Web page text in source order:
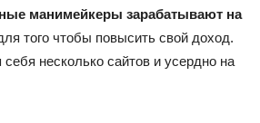
манимейкеры зарабатывают на
того чтобы повысить свой доход.
несколько сайтов и усердно на